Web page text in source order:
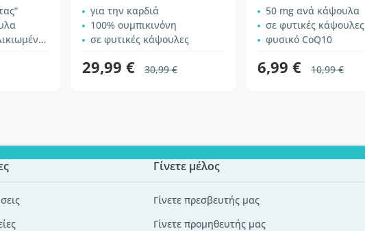
για την καρδιά
100% ουμπικινόνη
σε φυτικές κάψουλες
29,99 € 30,99 €
50 mg ανά κάψουλα
σε φυτικές κάψουλες
φυσικό CoQ10
6,99 € 10,99 €
Γίνετε μέλος
Γίνετε πρεσβευτής μας
Γίνετε προμηθευτής μας